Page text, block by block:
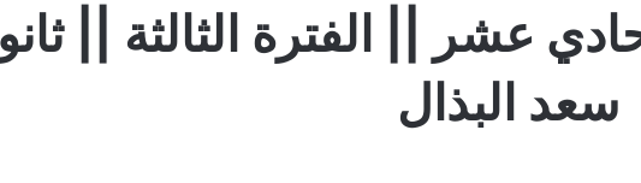
عشر || الفترة الثالثة ||
سعد البذال